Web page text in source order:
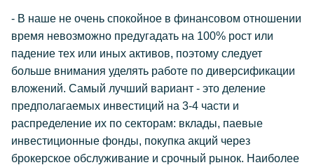
- В наше не очень спокойное в финансовом отношении
время невозможно предугадать на 100% рост или
падение тех или иных активов, поэтому следует
больше внимания уделять работе по диверсификации
вложений. Самый лучший вариант - это деление
предполагаемых инвестиций на 3-4 части и
распределение их по секторам: вклады, паевые
инвестиционные фонды, покупка акций через
брокерское обслуживание и срочный рынок. Наиболее